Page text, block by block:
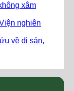
xâm
nghiên
về di sản,